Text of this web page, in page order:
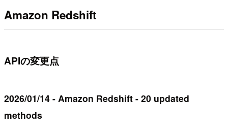
Amazon Redshift
APIの変更点
2026/01/14 - Amazon Redshift - 20 updated
methods